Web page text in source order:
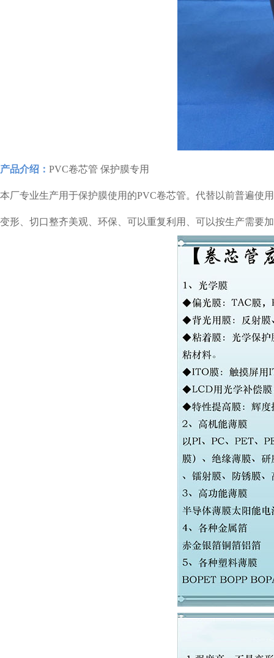
产品介绍： PVC卷芯管 保护膜专用
本厂专业生产用于保护膜使用的PVC卷芯管。代替以前普遍使
变形、切口整齐美观、环保、可以重复利用、可以按生产需要